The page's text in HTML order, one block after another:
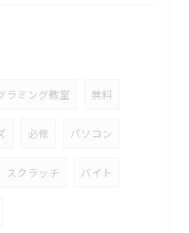
ラミング教室 無料
必修 パソコン
スクラッチ バイト